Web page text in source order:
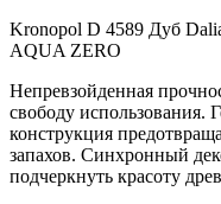
Kronopol D 4589 Дуб
AQUA ZERO
Непревзойденная
свободу использования.
конструкция
запахов. Синхронный
подчеркнуть красоту